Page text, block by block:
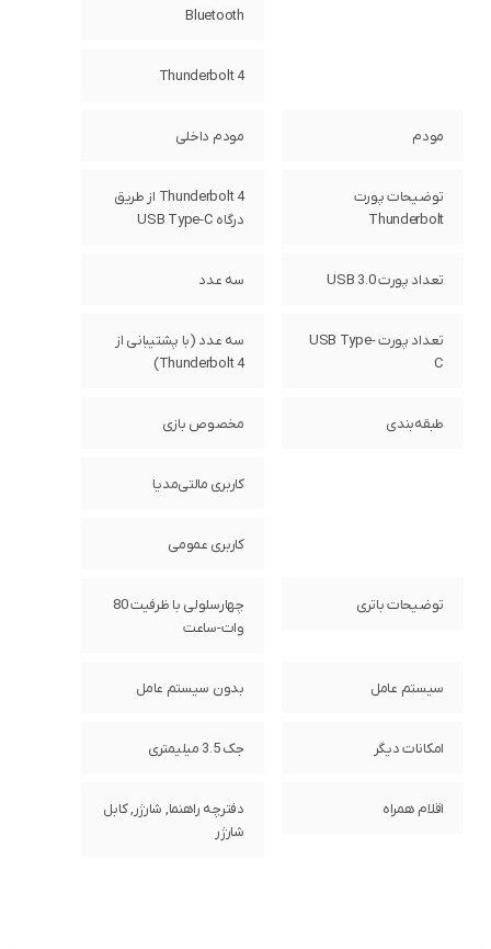
Bluetooth
Thunderbolt 4
مودم مودم داخلی
توضیحات پورت
Thunderbolt
Thunderbolt 4 از طریق
درگاه USB Type-C
تعداد پورت USB 3.0 سه عدد
تعداد پورت USB Type-
C
سه عدد (با پشتیبانی از
Thunderbolt 4)
طبقه‌بندی مخصوص بازی
کاربری مالتی‌مدیا
کاربری عمومی
توضیحات باتری
چهارسلولی با ظرفیت 80
وات-ساعت
سیستم عامل بدون سیستم عامل
امکانات دیگر جک 3.5 میلیمتری
اقلام همراه
دفترچه راهنما, شارژر, کابل
شارژر